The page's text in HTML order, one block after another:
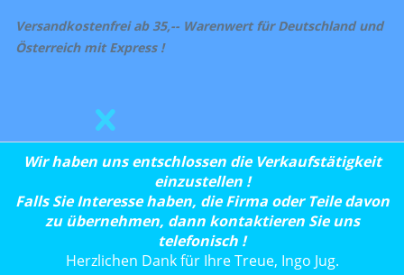
Versandkostenfrei ab 35,-- Warenwert für Deutschland und
Österreich mit Express !
Wir haben uns entschlossen die Verkaufstätigkeit
einzustellen !
Falls Sie Interesse haben, die Firma oder Teile davon
zu übernehmen, dann kontaktieren Sie uns
telefonisch !
Herzlichen Dank für Ihre Treue, Ingo Jug.